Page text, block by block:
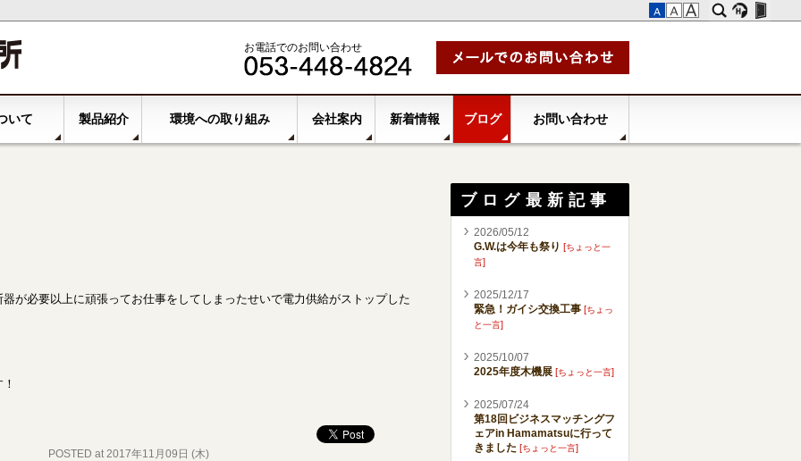
お電話でのお問い合わせ
いて 製品紹介 環境への取り組み 会社案内 新着情報 ブログ お問い合わせ
が必要以上に頑張ってお仕事をしてしまったせいで電力供給がストップした
POSTED at 2017年11月09日 (木)
ブログ最新記事
2026/05/12
G.W.は今年も祭り [ちょっと一
言]
2025/12/17
緊急！ガイシ交換工事 [ちょっ
と一言]
2025/10/07
2025年度木機展 [ちょっと一言]
2025/07/24
第18回ビジネスマッチングフ
ェアin Hamamatsuに行って
きました [ちょっと一言]